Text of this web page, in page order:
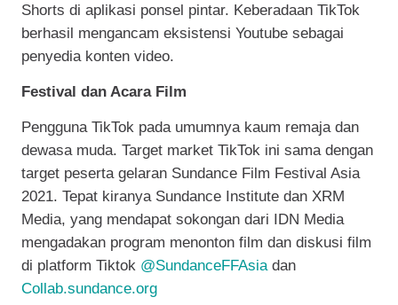
Shorts di aplikasi ponsel pintar. Keberadaan TikTok
berhasil mengancam eksistensi Youtube sebagai
penyedia konten video.
Festival dan Acara Film
Pengguna TikTok pada umumnya kaum remaja dan
dewasa muda. Target market TikTok ini sama dengan
target peserta gelaran Sundance Film Festival Asia
2021. Tepat kiranya Sundance Institute dan XRM
Media, yang mendapat sokongan dari IDN Media
mengadakan program menonton film dan diskusi film
di platform Tiktok @SundanceFFAsiadan
Collab.sundance.org